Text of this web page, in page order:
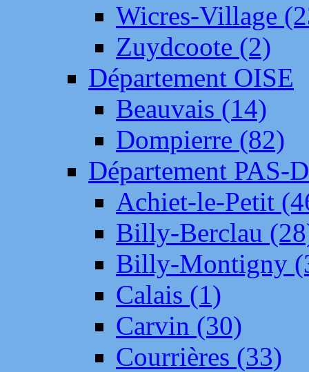
Wicres-Village
Zuydcoote (2)
Département OISE
Beauvais (14)
Dompierre (82)
Département PAS-
Achiet-le-Petit
Billy-Berclau
Billy-Montigny
Calais (1)
Carvin (30)
Courrières (33)